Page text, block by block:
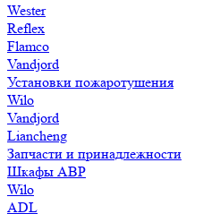
Wester
Reflex
Flamco
Vandjord
Установки пожаротушения
Wilo
Vandjord
Liancheng
Запчасти и принадлежности
Шкафы АВР
Wilo
ADL